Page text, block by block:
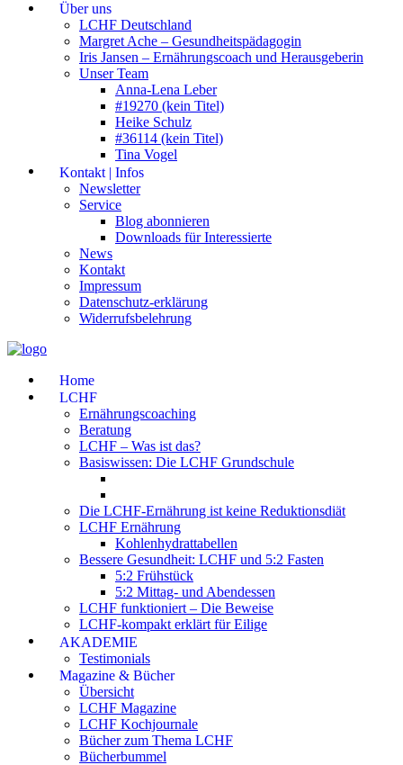
Über uns
LCHF Deutschland
Margret Ache – Gesundheitspädagogin
Iris Jansen – Ernährungscoach und Herausgeberin
Unser Team
Anna-Lena Leber
#19270 (kein Titel)
Heike Schulz
#36114 (kein Titel)
Tina Vogel
Kontakt | Infos
Newsletter
Service
Blog abonnieren
Downloads für Interessierte
News
Kontakt
Impressum
Datenschutz-erklärung
Widerrufsbelehrung
Home
LCHF
Ernährungscoaching
Beratung
LCHF – Was ist das?
Basiswissen: Die LCHF Grundschule
Die LCHF-Ernährung ist keine Reduktionsdiät
LCHF Ernährung
Kohlenhydrattabellen
Bessere Gesundheit: LCHF und 5:2 Fasten
5:2 Frühstück
5:2 Mittag- und Abendessen
LCHF funktioniert – Die Beweise
LCHF-kompakt erklärt für Eilige
AKADEMIE
Testimonials
Magazine & Bücher
Übersicht
LCHF Magazine
LCHF Kochjournale
Bücher zum Thema LCHF
Bücherbummel